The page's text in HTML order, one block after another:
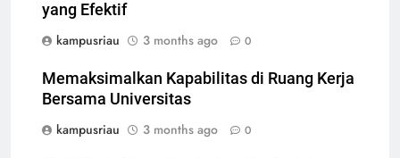
yang Efektif
kampusriau
3 months ago 0
Memaksimalkan Kapabilitas di Ruang Kerja
Bersama Universitas
kampusriau
3 months ago 0